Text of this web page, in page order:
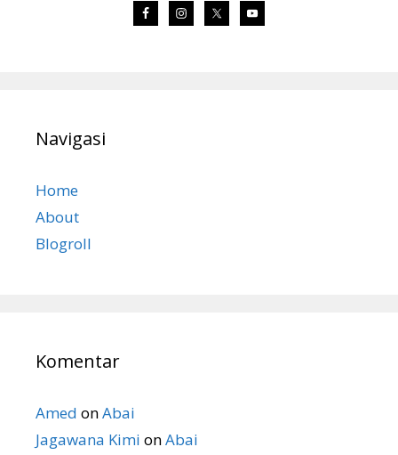
Navigasi
Home
About
Blogroll
Komentar
Amed onAbai
Jagawana Kimi onAbai